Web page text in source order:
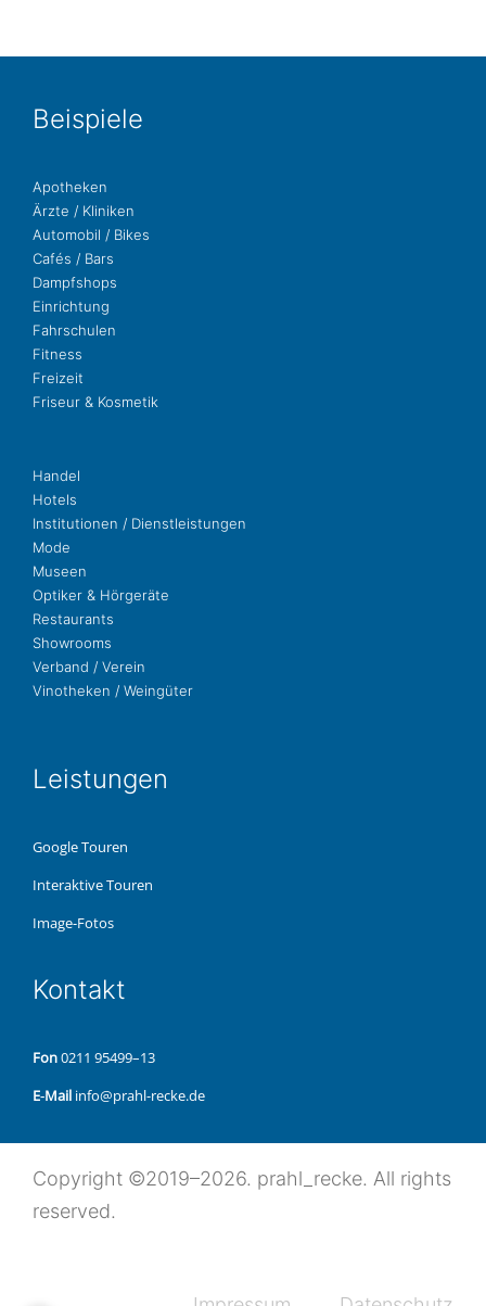
Bei­spie­le
Apo­the­ken
Ärzte / Kliniken
Auto­mo­bil / Bikes
Cafés / Bars
Dampf­shops
Ein­rich­tung
Fahr­schu­len
Fit­ness
Freizeit
Fri­seur & Kosmetik
Handel
Hotels
Insti­tu­tio­nen / Dienstleistungen
Mode
Museen
Opti­ker & Hörgeräte
Restau­rants
Show­rooms
Ver­band / Verein
Vino­the­ken / Weingüter
Leis­tun­gen
Google Touren
Inter­ak­ti­ve Touren
Image-Fotos
Kon­takt
Fon0211 95499–13
E‑Mail info@prahl-recke.de
Copy­right ©2019–2026. prahl_recke. All rights
reserved.